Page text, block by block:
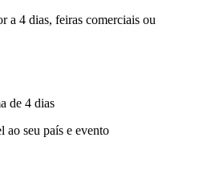
a 4 dias, feiras comerciais ou
de 4 dias
ao seu país e evento